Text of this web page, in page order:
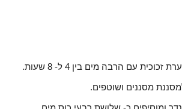
עם הרבה מים בין 4 ל- 8 שעות.
מסננים ושוטפים.